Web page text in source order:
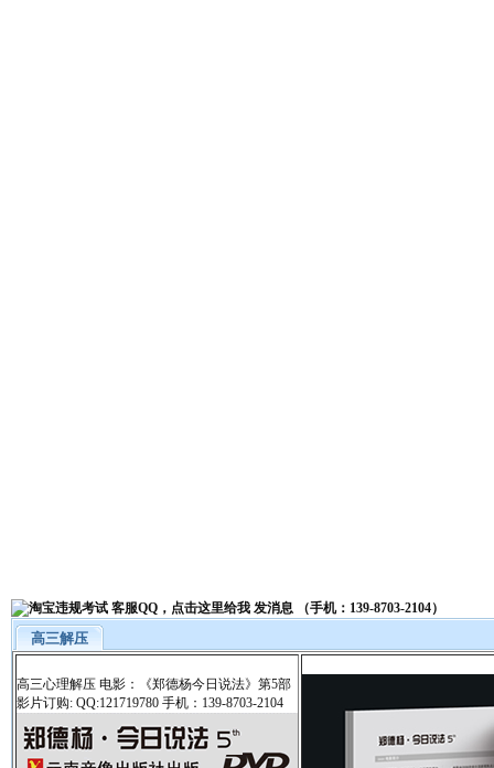
高三解压
高三心理解压 电影：《郑德杨今日说法》第5部
影片订购: QQ:121719780 手机：139-8703-2104